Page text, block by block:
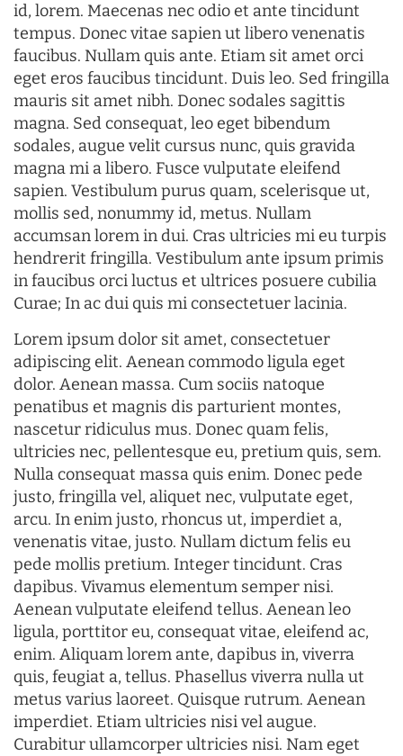
id, lorem. Maecenas nec odio et ante tincidunt
tempus. Donec vitae sapien ut libero venenatis
faucibus. Nullam quis ante. Etiam sit amet orci
eget eros faucibus tincidunt. Duis leo. Sed fringilla
mauris sit amet nibh. Donec sodales sagittis
magna. Sed consequat, leo eget bibendum
sodales, augue velit cursus nunc, quis gravida
magna mi a libero. Fusce vulputate eleifend
sapien. Vestibulum purus quam, scelerisque ut,
mollis sed, nonummy id, metus. Nullam
accumsan lorem in dui. Cras ultricies mi eu turpis
hendrerit fringilla. Vestibulum ante ipsum primis
in faucibus orci luctus et ultrices posuere cubilia
Curae; In ac dui quis mi consectetuer lacinia.
Lorem ipsum dolor sit amet, consectetuer
adipiscing elit. Aenean commodo ligula eget
dolor. Aenean massa. Cum sociis natoque
penatibus et magnis dis parturient montes,
nascetur ridiculus mus. Donec quam felis,
ultricies nec, pellentesque eu, pretium quis, sem.
Nulla consequat massa quis enim. Donec pede
justo, fringilla vel, aliquet nec, vulputate eget,
arcu. In enim justo, rhoncus ut, imperdiet a,
venenatis vitae, justo. Nullam dictum felis eu
pede mollis pretium. Integer tincidunt. Cras
dapibus. Vivamus elementum semper nisi.
Aenean vulputate eleifend tellus. Aenean leo
ligula, porttitor eu, consequat vitae, eleifend ac,
enim. Aliquam lorem ante, dapibus in, viverra
quis, feugiat a, tellus. Phasellus viverra nulla ut
metus varius laoreet. Quisque rutrum. Aenean
imperdiet. Etiam ultricies nisi vel augue.
Curabitur ullamcorper ultricies nisi. Nam eget